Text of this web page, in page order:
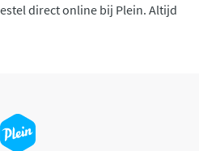
direct online bij Plein. Altijd